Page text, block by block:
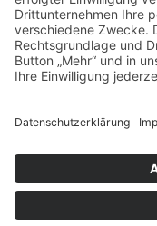
↑ Nach oben